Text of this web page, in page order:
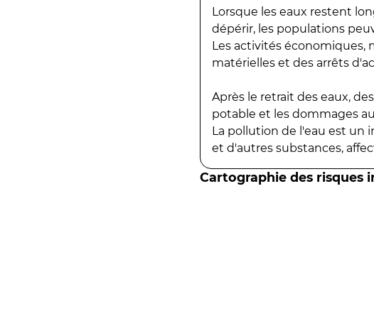
Lorsque les eaux restent
dépérir, les populations
Les activités économiques,
matérielles et des arrêts
Après le retrait des eaux,
potable et les dommages
La pollution de l'eau est un
et d'autres substances,
Cartographie des risques